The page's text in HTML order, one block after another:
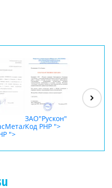
">
ЗАО"Рускон"
Код PHP ">